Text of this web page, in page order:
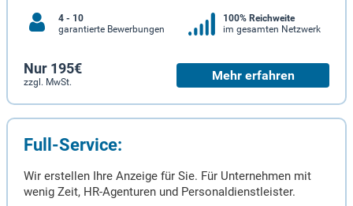
4 - 10
garantierte Bewerbungen
100% Reichweite
im gesamten Netzwerk
Nur 195€
zzgl. MwSt. Mehr erfahren
Full-Service:
Wir erstellen Ihre Anzeige für Sie. Für Unternehmen mit
wenig Zeit, HR-Agenturen und Personaldienstleister.